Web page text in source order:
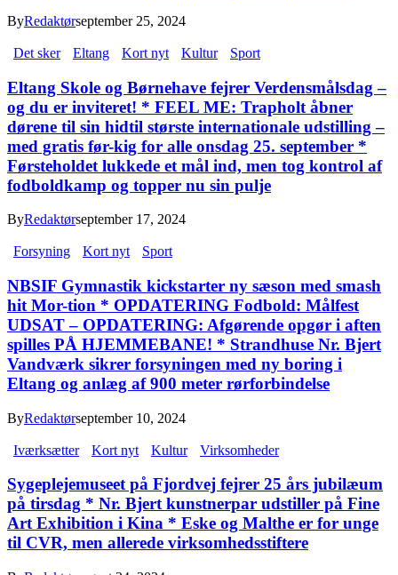
ByRedaktørseptember 25, 2024
Det sker Eltang Kort nyt Kultur Sport
Eltang Skole og Børnehave fejrer Verdensmålsdag –
og du er inviteret! * FEEL ME: Trapholt åbner
dørene til sin hidtil største internationale udstilling –
med gratis før-kig for alle onsdag 25. september *
Førsteholdet lukkede et mål ind, men tog kontrol af
fodboldkamp og topper nu sin pulje
ByRedaktørseptember 17, 2024
Forsyning Kort nyt Sport
NBSIF Gymnastik kickstarter ny sæson med smash
hit Mor-tion * OPDATERING Fodbold: Målfest
UDSAT – OPDATERING: Afgørende opgør i aften
spilles PÅ HJEMMEBANE! * Strandhuse Nr. Bjert
Vandværk sikrer forsyningen med ny boring i
Eltang og anlæg af 900 meter rørforbindelse
ByRedaktørseptember 10, 2024
Iværksætter Kort nyt Kultur Virksomheder
Sygeplejemuseet på Fjordvej fejrer 25 års jubilæum
på tirsdag * Nr. Bjert kunstnerpar udstiller på Fine
Art Exhibition i Kina * Eske og Malthe er for unge
til CVR, men allerede virksomhedsstiftere